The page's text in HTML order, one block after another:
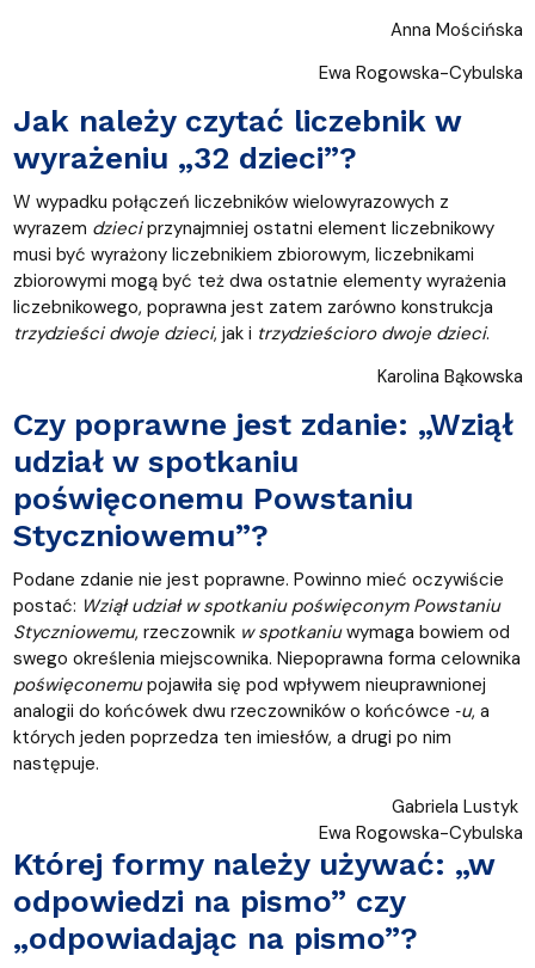
Anna Mościńska
Ewa Rogowska-Cybulska
Jak należy czytać liczebnik w
wyrażeniu „32 dzieci”?
W wypadku połączeń liczebników wielowyrazowych z
wyrazem dzieciprzynajmniej ostatni element liczebnikowy
musi być wyrażony liczebnikiem zbiorowym, liczebnikami
zbiorowymi mogą być też dwa ostatnie elementy wyrażenia
liczebnikowego, poprawna jest zatem zarówno konstrukcja
trzydzieści dwoje dzieci, jak i trzydzieścioro dwoje dzieci.
Karolina Bąkowska
Czy poprawne jest zdanie: „Wziął
udział w spotkaniu
poświęconemu Powstaniu
Styczniowemu”?
Podane zdanie nie jest poprawne. Powinno mieć oczywiście
postać: Wziął udział w spotkaniu poświęconym Powstaniu
Styczniowemu, rzeczownik w spotkaniuwymaga bowiem od
swego określenia miejscownika. Niepoprawna forma celownika
poświęconemupojawiła się pod wpływem nieuprawnionej
analogii do końcówek dwu rzeczowników o końcówce ‑u, a
których jeden poprzedza ten imiesłów, a drugi po nim
następuje.
Gabriela Lustyk
Ewa Rogowska-Cybulska
Której formy należy używać: „w
odpowiedzi na pismo” czy
„odpowiadając na pismo”?